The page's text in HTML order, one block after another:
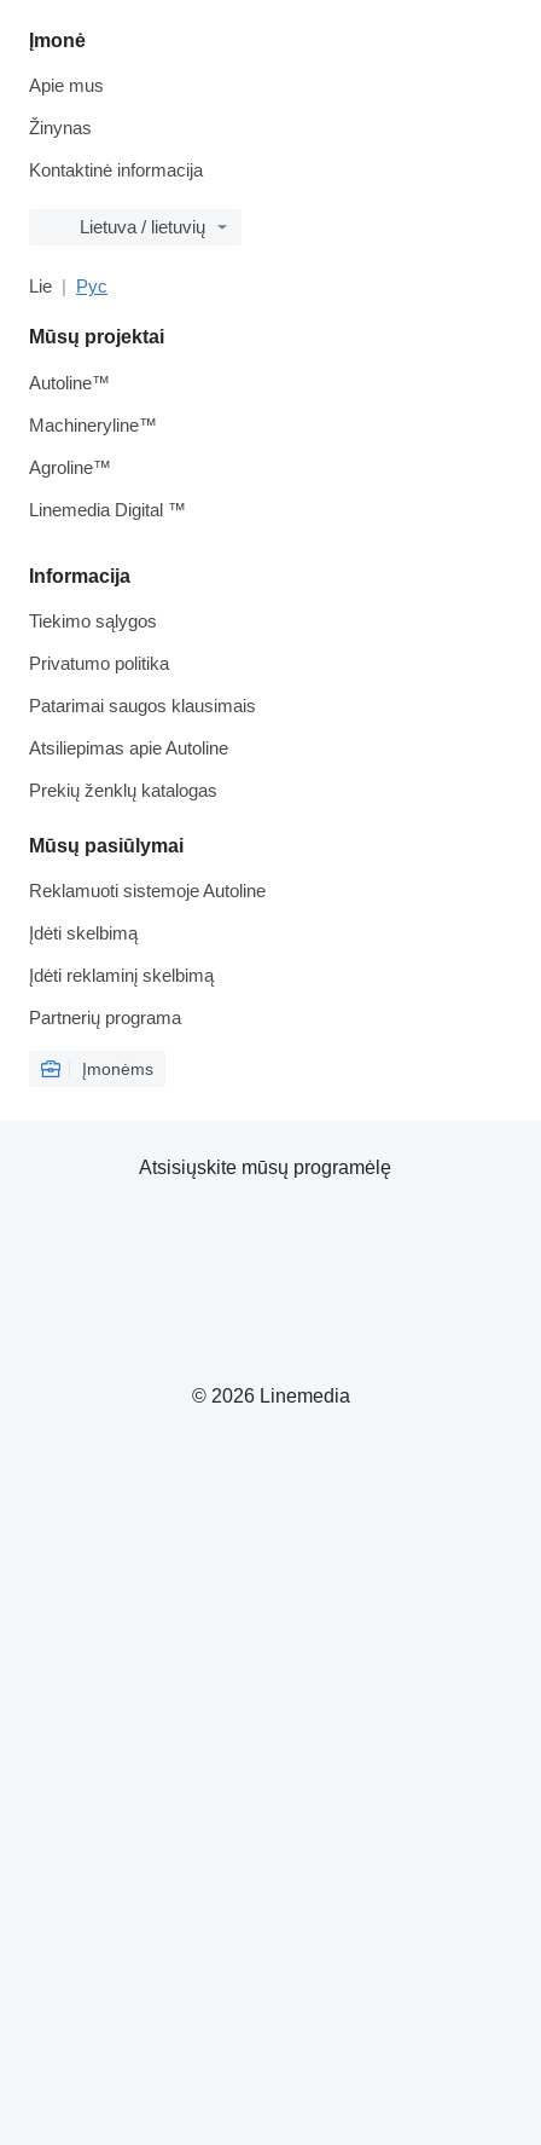
Įmonė
Apie mus
Žinynas
Kontaktinė informacija
Lietuva / lietuvių
Lie Рус
Informacija
Tiekimo sąlygos
Privatumo politika
Patarimai saugos klausimais
Atsiliepimas apie Autoline
Prekių ženklų katalogas
Mūsų pasiūlymai
Reklamuoti sistemoje Autoline
Įdėti skelbimą
Įdėti reklaminį skelbimą
Partnerių programa
Įmonėms
Mūsų projektai
Autoline™
Machineryline™
Agroline™
Linemedia Digital ™
© 2026 Linemedia
Atsisiųskite mūsų programėlę